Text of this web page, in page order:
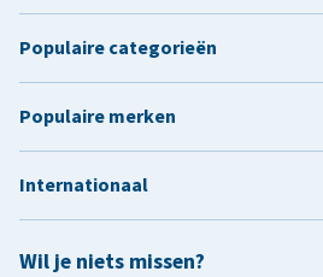
Wil je niets missen?
Populaire categorieën
Populaire merken
Internationaal